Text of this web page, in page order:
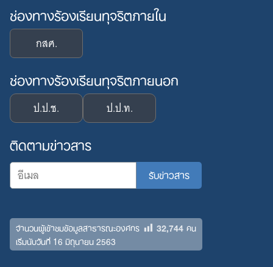
ช่องทางร้องเรียนทุจริตภายใน
กสศ.
ช่องทางร้องเรียนทุจริตภายนอก
ป.ป.ช. ป.ป.ท.
ติดตามข่าวสาร
จำนวนผู้เข้าชมข้อมูลสาธารณะองค์กร 32,744คน
เริ่มนับวันที่ 16 มิถุนายน 2563